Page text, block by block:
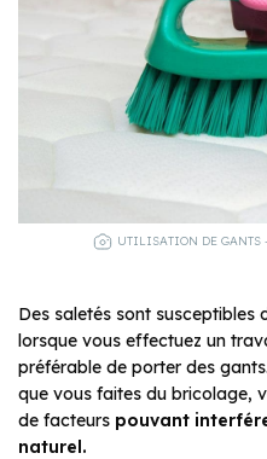
UTILISATION DE GANTS
Des saletés sont susceptibles
lorsque vous effectuez un
préférable de porter des
que vous faites du bricolage,
de facteurs pouvant
naturel.